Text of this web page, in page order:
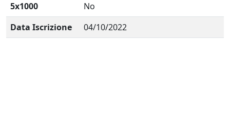
5x1000
No
Data Iscrizione
04/10/2022